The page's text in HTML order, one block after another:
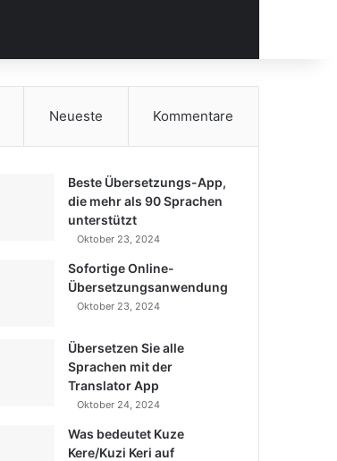
Neueste Kommentare
Beste Übersetzungs-App,
die mehr als 90 Sprachen
unterstützt
Oktober 23, 2024
Sofortige Online-
Übersetzungsanwendung
Oktober 23, 2024
Übersetzen Sie alle
Sprachen mit der
Translator App
Oktober 24, 2024
Was bedeutet Kuze
Kere/Kuzi Keri auf